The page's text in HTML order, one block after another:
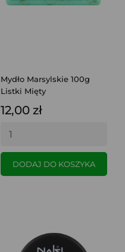
Mydło Marsylskie 100g
Listki Mięty
12,00 zł
DODAJ DO KOSZYKA